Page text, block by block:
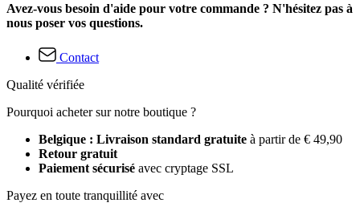
Avez-vous besoin d'aide pour votre commande ? N'hésitez pas à
nous poser vos questions.
Contact
Qualité vérifiée
Pourquoi acheter sur notre boutique ?
Belgique : Livraison standard gratuite à partir de € 49,90
Retour gratuit
Paiement sécurisé avec cryptage SSL
Payez en toute tranquillité avec